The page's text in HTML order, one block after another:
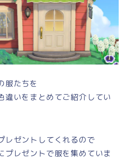
服たちを
違いをまとめてご紹介してい
レゼントしてくれるので
プレゼントで服を集めていま